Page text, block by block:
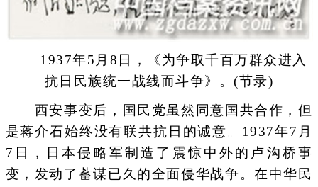
1937年5月8日，《为争取千百万群众进入
抗日民族统一战线而斗争》。(节录)
西安事变后，国民党虽然同意国共合作，但
是蒋介石始终没有联共抗日的诚意。1937年7月
7日，日本侵略军制造了震惊中外的卢沟桥事
变，发动了蓄谋已久的全面侵华战争。在中华民